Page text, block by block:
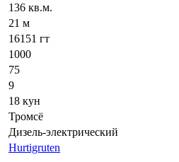
136 кв.м.
21 м
16151 гт
1000
75
9
18 кун
Тромсё
Дизель-электрический
Hurtigruten